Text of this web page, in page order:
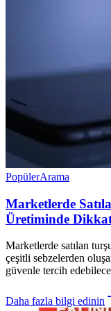
PopülerArama
Marketlerde
Üretiminde
Marketlerde satılan
çeşitli sebzelerden
güvenle tercih
Daha fazla bilgi edinin